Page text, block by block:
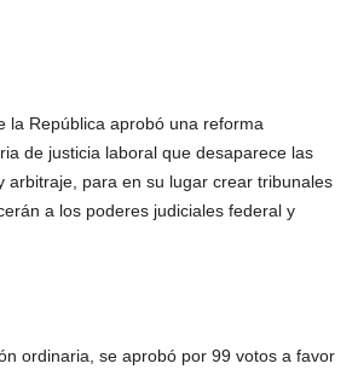
la República aprobó una reforma
de justicia laboral que desaparece las
arbitraje, para en su lugar crear tribunales
a los poderes judiciales federal y
ordinaria, se aprobó por 99 votos a favor